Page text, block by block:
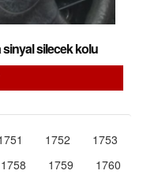
sinyal silecek kolu
1752
1753
1758 1759
1760